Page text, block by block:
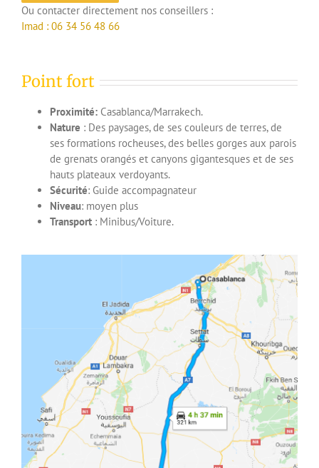
Ou contacter directement nos conseillers :
Imad : 06 34 56 48 66
Point fort
Proximité: Casablanca/Marrakech.
Nature : Des paysages, de ses couleurs de terres, de
ses formations rocheuses, des belles gorges aux parois
de grenats orangés et canyons gigantesques et de ses
hauts plateaux verdoyants.
Sécurité: Guide accompagnateur
Niveau: moyen plus
Transport : Minibus/Voiture.